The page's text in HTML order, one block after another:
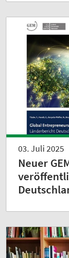
03. Juli 2025
Neuer